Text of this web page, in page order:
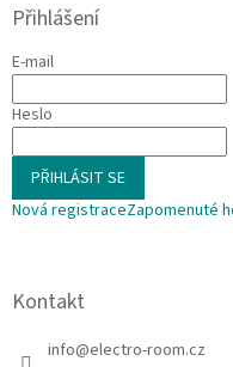
Přihlášení
E-mail
Heslo
PŘIHLÁSIT SE
Nová registraceZapomenuté
Kontakt
info@electro-room.cz